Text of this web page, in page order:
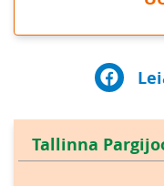
Tallinna